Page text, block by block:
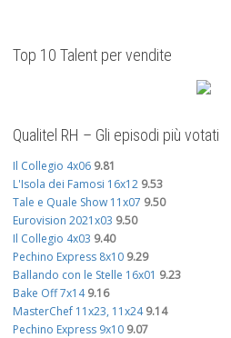
Top 10 Talent per vendite
Qualitel RH – Gli episodi più votati
Il Collegio 4x06 9.81
L'Isola dei Famosi 16x12 9.53
Tale e Quale Show 11x07 9.50
Eurovision 2021x03 9.50
Il Collegio 4x03 9.40
Pechino Express 8x10 9.29
Ballando con le Stelle 16x01 9.23
Bake Off 7x14 9.16
MasterChef 11x23, 11x24 9.14
Pechino Express 9x10 9.07